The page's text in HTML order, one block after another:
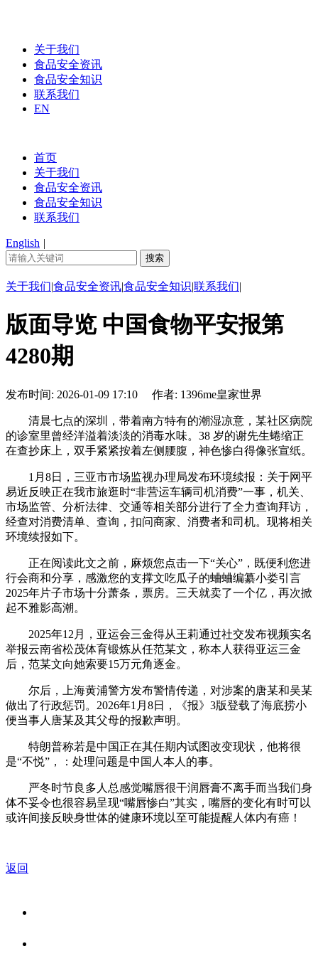
关于我们
食品安全资讯
食品安全知识
联系我们
EN
首页
关于我们
食品安全资讯
食品安全知识
联系我们
English |
关于我们|食品安全资讯|食品安全知识|联系我们|
版面导览 中国食物平安报第
4280期
发布时间: 2026-01-09 17:10 作者: 1396me皇家世界
清晨七点的深圳，带着南方特有的潮湿凉意，某社区病院
的诊室里曾经洋溢着淡淡的消毒水味。38 岁的谢先生蜷缩正
在查抄床上，双手紧紧按着左侧腰腹，神色惨白得像张宣纸。
1月8日，三亚市市场监视办理局发布环境续报：关于网平
易近反映正在我市旅逛时“非营运车辆司机消费”一事，机关、
市场监管、分析法律、交通等相关部分进行了全力查询拜访，
经查对消费清单、查询，扣问商家、消费者和司机。现将相关
环境续报如下。
正在阅读此文之前，麻烦您点击一下“关心”，既便利您进
行会商和分享，感激您的支撑文吃瓜子的蛐蛐编纂小娄引言
2025年片子市场十分萧条，票房。三天就卖了一个亿，再次掀
起不雅影高潮。
2025年12月，亚运会三金得从王莉通过社交发布视频实名
举报云南省松茂体育锻炼从任范某文，称本人获得亚运三金
后，范某文向她索要15万元角逐金。
尔后，上海黄浦警方发布警情传递，对涉案的唐某和吴某
做出了行政惩罚。2026年1月8日，《报》3版登载了海底捞小
便当事人唐某及其父母的报歉声明。
特朗普称若是中国正在其任期内试图改变现状，他将很
是“不悦”，：处理问题是中国人本人的事。
严冬时节良多人总感觉嘴唇很干润唇膏不离手而当我们身
体不妥令也很容易呈现“嘴唇惨白”其实，嘴唇的变化有时可以
或许间接反映身世体的健康环境以至可能提醒人体内有癌！
返回